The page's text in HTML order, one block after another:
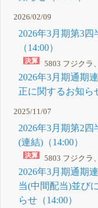
2026/02/09
2026年3月期第3
（14:00）
5803 フジクラ
2026年3月期通期
正に関するお知ら
2025/11/07
2026年3月期第2四
(連結)（14:00）
5803 フジクラ
2026年3月期通期
当(中間配当)並び
らせ（14:00）